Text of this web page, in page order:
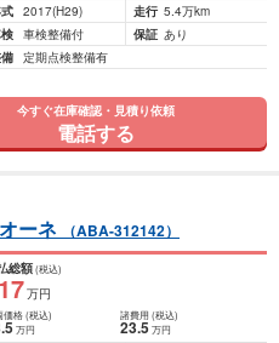
2017(H29) 走行 5.4万km
車検整備付 保証 あり
定期点検整備有
今すぐ在庫確認・見積り依頼
電話する
ーネ （ABA-312142）
総額(税込)
万円
価格(税込)
.5万円
諸費用 (税込)
23.5 万円